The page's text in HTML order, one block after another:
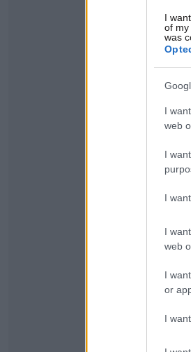
I
of my
was
I
web
I
I
I
web
I
or
I